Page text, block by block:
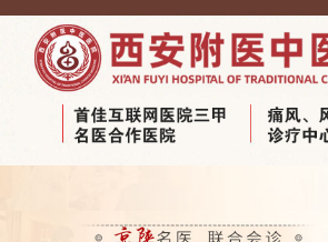
网站首页
关于我们
专家团队